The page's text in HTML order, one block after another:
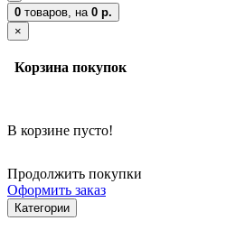
0 товаров, на 0 р.
×
Корзина покупок
В корзине пусто!
Продолжить покупки
Оформить заказ
Категории